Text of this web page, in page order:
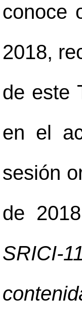
conoce
2018,
de este
en el
sesión
de